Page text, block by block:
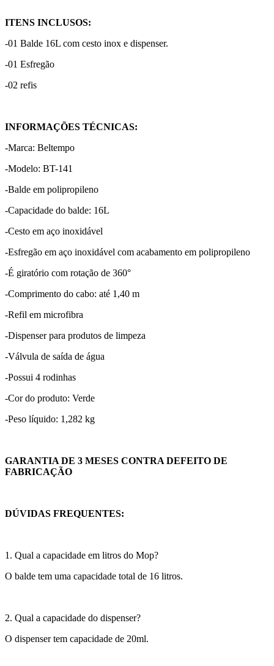
ITENS INCLUSOS:
-01 Balde 16L com cesto inox e dispenser.
-01 Esfregão
-02 refis
INFORMAÇÕES TÉCNICAS:
-Marca: Beltempo
-Modelo: BT-141
-Balde em polipropileno
-Capacidade do balde: 16L
-Cesto em aço inoxidável
-Esfregão em aço inoxidável com acabamento em polipropileno
-É giratório com rotação de 360°
-Comprimento do cabo: até 1,40 m
-Refil em microfibra
-Dispenser para produtos de limpeza
-Válvula de saída de água
-Possui 4 rodinhas
-Cor do produto: Verde
-Peso líquido: 1,282 kg
GARANTIA DE 3 MESES CONTRA DEFEITO DE
FABRICAÇÃO
DÚVIDAS FREQUENTES:
1. Qual a capacidade em litros do Mop?
O balde tem uma capacidade total de 16 litros.
2. Qual a capacidade do dispenser?
O dispenser tem capacidade de 20ml.